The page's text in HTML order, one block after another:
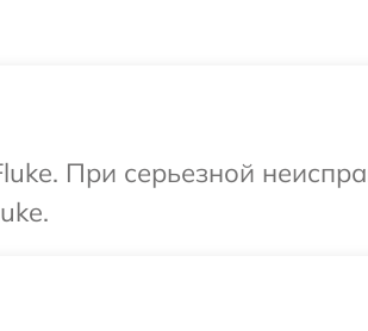
При серьезной